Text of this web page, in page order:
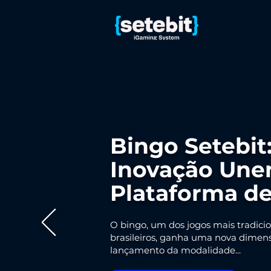
Bingo
Inovação
Plataforma
O bingo, um dos jogos mais
brasileiros, ganha uma nova
lançamento da modalidade...